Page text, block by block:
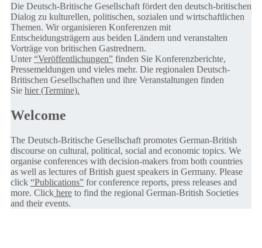
Die Deutsch-Britische Gesellschaft fördert den deutsch-britischen
Dialog zu kulturellen, politischen, sozialen und wirtschaftlichen
Themen. Wir organisieren Konferenzen mit
Entscheidungsträgern aus beiden Ländern und veranstalten
Vorträge von britischen Gastrednern.
Unter“Veröffentlichungen” finden Sie Konferenzberichte,
Pressemeldungen und vieles mehr. Die regionalen Deutsch-
Britischen Gesellschaften und ihre Veranstaltungen finden
Sie hier (Termine).
Welcome
The Deutsch-Britische Gesellschaft promotes German-British
discourse on cultural, political, social and economic topics. We
organise conferences with decision-makers from both countries
as well as lectures of British guest speakers in Germany. Please
click “Publications” for conference reports, press releases and
more. Click here to find the regional German-British Societies
and their events.